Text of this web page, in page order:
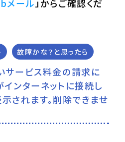
メール 」からご確認くだ
故障かな？と思ったら
サービス料金の請求に
インターネットに接続し
されます。削除できませ